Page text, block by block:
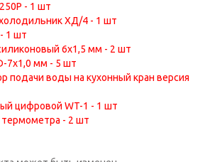
- 1 шт
ХД/4 - 1 шт
1 шт
6х1,5 мм - 2 шт
7х1,0 мм - 5 шт
подачи воды на кухонный кран версия
цифровой WT-1 - 1 шт
- 2 шт